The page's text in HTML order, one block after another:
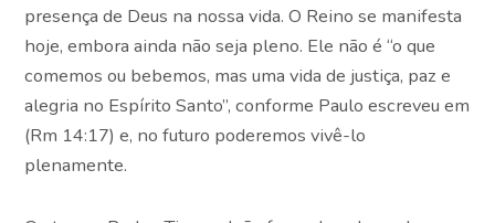
presença de Deus na nossa vida. O Reino se manifesta
hoje, embora ainda não seja pleno. Ele não é “o que
comemos ou bebemos, mas uma vida de justiça, paz e
alegria no Espírito Santo”, conforme Paulo escreveu em
(Rm 14:17) e, no futuro poderemos vivê-lo
plenamente.